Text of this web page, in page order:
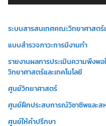
ดี
อ
ระบบสารสนเทศคณะวิทยาศาสตร์
แบบสำรวจภาวะการมีงานทำ
รายงานผลการประเมินความพึง
วิทยาศาสตร์และเทคโนโลยี
ศูนย์วิทยาศาสตร์
ศูนย์ฝึกประสบการณ์วิชาชีพและส
ศูนย์ให้คำปรึกษา